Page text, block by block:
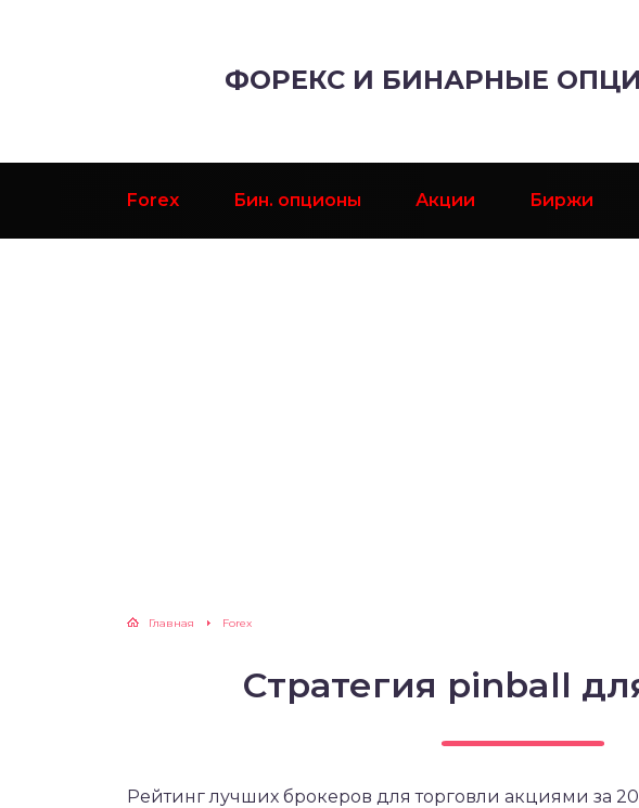
ФОРЕКС И БИНАРНЫЕ
Forex Бин. опционы Акции Биржи
Главная Forex
Стратегия pinball
Рейтинг лучших брокеров для торговли акциями за